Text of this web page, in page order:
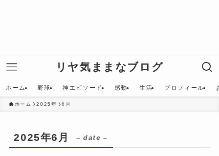
リヤ気ままなブログ
ホーム 野球 神エピソード 感動 生活 プロフィール
ホーム 2025年 6月
2025年6月 – date –